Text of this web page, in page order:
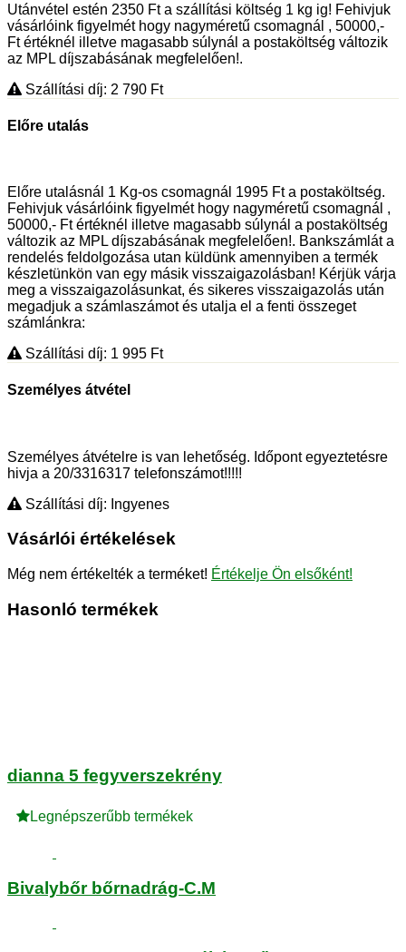
Utánvétel estén 2350 Ft a szállítási költség 1 kg ig! Fehivjuk
vásárlóink figyelmét hogy nagyméretű csomagnál , 50000,-
Ft értéknél illetve magasabb súlynál a postaköltség változik
az MPL díjszabásának megfelelően!.
Szállítási díj: 2 790 Ft
Előre utalás
Előre utalásnál 1 Kg-os csomagnál 1995 Ft a postaköltség.
Fehivjuk vásárlóink figyelmét hogy nagyméretű csomagnál ,
50000,- Ft értéknél illetve magasabb súlynál a postaköltség
változik az MPL díjszabásának megfelelően!. Bankszámlát a
rendelés feldolgozása utan küldünk amennyiben a termék
készletünkön van egy másik visszaigazolásban! Kérjük várja
meg a visszaigazolásunkat, és sikeres visszaigazolás után
megadjuk a számlaszámot és utalja el a fenti összeget
számlánkra:
Szállítási díj: 1 995 Ft
Személyes átvétel
Személyes átvételre is van lehetőség. Időpont egyeztetésre
hivja a 20/3316317 telefonszámot!!!!!
Szállítási díj: Ingyenes
Vásárlói értékelések
Még nem értékelték a terméket! Értékelje Ön elsőként!
Hasonló termékek
dianna 5 fegyverszekrény
Legnépszerűbb termékek
Bivalybőr bőrnadrág-C.M